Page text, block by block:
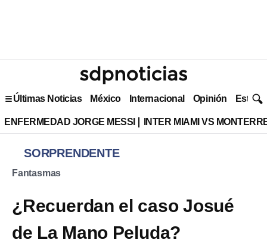
Últimas Noticias México Internacional Opinión Estilo
ENFERMEDAD JORGE MESSI INTER MIAMI VS
SORPRENDENTE
Fantasmas
¿Recuerdan el caso Josué
de La Mano Peluda?